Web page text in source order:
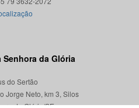
Senhora da Glória
do Sertão
Jorge Neto, km 3, Silos
da Glória/SE